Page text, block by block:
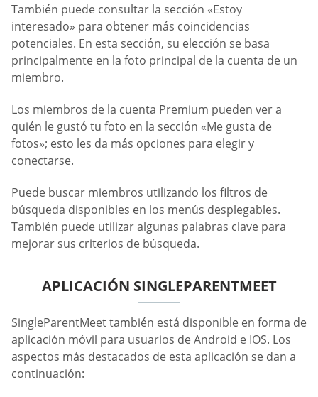
También puede consultar la sección «Estoy
interesado» para obtener más coincidencias
potenciales. En esta sección, su elección se basa
principalmente en la foto principal de la cuenta de un
miembro.
Los miembros de la cuenta Premium pueden ver a
quién le gustó tu foto en la sección «Me gusta de
fotos»; esto les da más opciones para elegir y
conectarse.
Puede buscar miembros utilizando los filtros de
búsqueda disponibles en los menús desplegables.
También puede utilizar algunas palabras clave para
mejorar sus criterios de búsqueda.
APLICACIÓN SINGLEPARENTMEET
SingleParentMeet también está disponible en forma de
aplicación móvil para usuarios de Android e IOS. Los
aspectos más destacados de esta aplicación se dan a
continuación: